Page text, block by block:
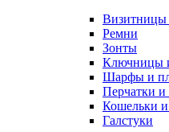
Визитницы
Ремни
Зонты
Ключницы
Шарфы и
Перчатки
Кошельки
Галстуки